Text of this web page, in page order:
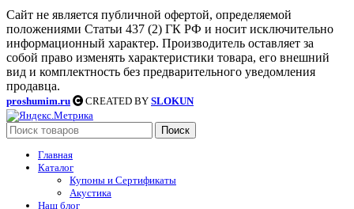
Сайт не является публичной офертой, определяемой
положениями Статьи 437 (2) ГК РФ и носит исключительно
информационный характер. Производитель оставляет за
собой право изменять характеристики товара, его внешний
вид и комплектность без предварительного уведомления
продавца.
proshumim.ru CREATED BY SLOKUN
Поиск
Главная
Каталог
Купоны и Сертификаты
Акустика
Наш блог